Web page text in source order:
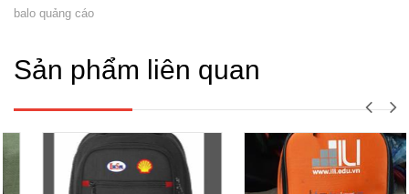
balo quảng cáo
Sản phẩm liên quan